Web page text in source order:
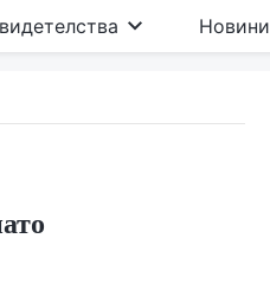
Новини